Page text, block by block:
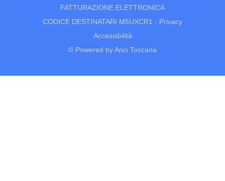
FATTURAZIONE ELETTRONICA
CODICE DESTINATARI M5UXCR1 - Privacy
Accessibilità
© Powered by Anci Toscana